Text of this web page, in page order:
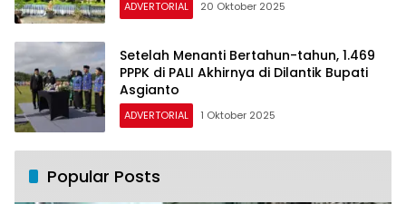
ADVERTORIAL 20 Oktober 2025
Setelah Menanti Bertahun-tahun, 1.469
PPPK di PALI Akhirnya di Dilantik Bupati
Asgianto
ADVERTORIAL 1 Oktober 2025
Popular Posts